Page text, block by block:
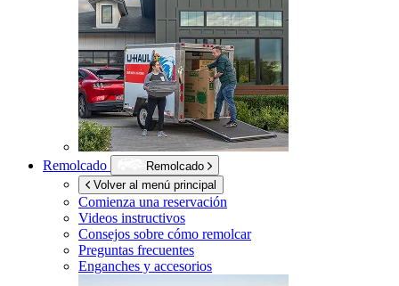
Remolcado
Remolcado
Volver al menú principal
Comienza una reservación
Videos instructivos
Consejos sobre cómo remolcar
Preguntas frecuentes
Enganches y accesorios